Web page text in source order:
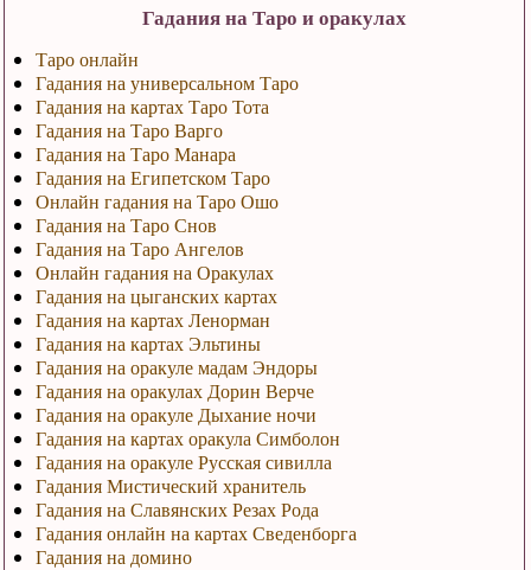
Гадания на Таро и оракулах
Таро онлайн
Гадания на универсальном Таро
Гадания на картах Таро Тота
Гадания на Таро Варго
Гадания на Таро Манара
Гадания на Египетском Таро
Онлайн гадания на Таро Ошо
Гадания на Таро Снов
Гадания на Таро Ангелов
Онлайн гадания на Оракулах
Гадания на цыганских картах
Гадания на картах Ленорман
Гадания на картах Эльтины
Гадания на оракуле мадам Эндоры
Гадания на оракулах Дорин Верче
Гадания на оракуле Дыхание ночи
Гадания на картах оракула Симболон
Гадания на оракуле Русская сивилла
Гадания Мистический хранитель
Гадания на Славянских Резах Рода
Гадания онлайн на картах Сведенборга
Гадания на домино